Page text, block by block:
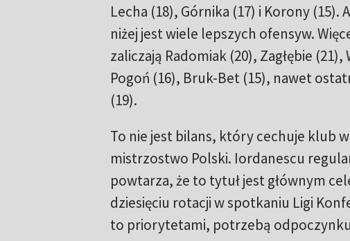
Lecha (18), Górnika (17) i Korony (15).
niżej jest wiele lepszych ofensyw.
zaliczają Radomiak (20), Zagłębie (21),
Pogoń (16), Bruk-Bet (15), nawet
(19).
To nie jest bilans, który cechuje klub
mistrzostwo Polski. Iordanescu
powtarza, że to tytuł jest głównym
dziesięciu rotacji w spotkaniu Ligi
to priorytetami, potrzebą